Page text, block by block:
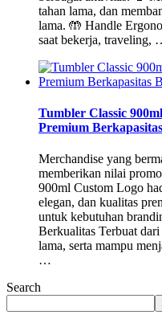
tahan lama, dan
lama. 🤲 Handle
saat bekerja, traveling,
Tumbler Classic
Premium
Merchandise yang
memberikan nilai
900ml Custom Logo
elegan, dan kualitas
untuk kebutuhan
Berkualitas Terbuat
lama, serta mampu
…
Search